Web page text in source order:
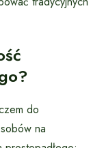
do
na